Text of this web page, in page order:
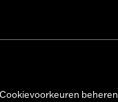
Cookievoorkeuren beheren